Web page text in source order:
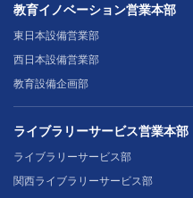
教育イノベーション営業本部
東日本設備営業部
西日本設備営業部
教育設備企画部
ライブラリーサービス営業本部
ライブラリーサービス部
関西ライブラリーサービス部